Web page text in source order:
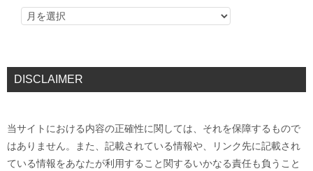
DISCLAIMER
当サイトにおける内容の正確性に関しては、それを保障するもので
はありません。また、記載されている情報や、リンク先に記載され
ている情報をあなたが利用すること関するいかなる責任も負うこと